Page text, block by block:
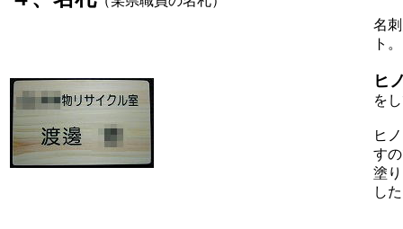
名
ト
ヒ
を
ヒ
す
塗
し